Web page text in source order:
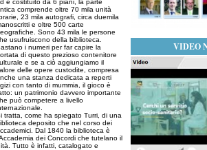
è costituito da 6 piani, la parte
comprende oltre 70 mila unità
23 mila autografi, circa duemila
e oltre 500 carte
Sono 43 mila le persone
usufruiscono della biblioteca.
i numeri per far capire la
di questo prezioso contenitore
e se a ciò aggiungiamo il
delle opere custodite, compresa
una stanza dedicata a reperti
con tanto di mummia, il gioco è
un patrimonio davvero importante
può competere a livello
tratta, come ha spiegato Turri, di una
deposito che nel corso dei
Dal 1840 la biblioteca è
dei Concordi che tutelano il
Tutto è infatti, catalogato e
VIDEO